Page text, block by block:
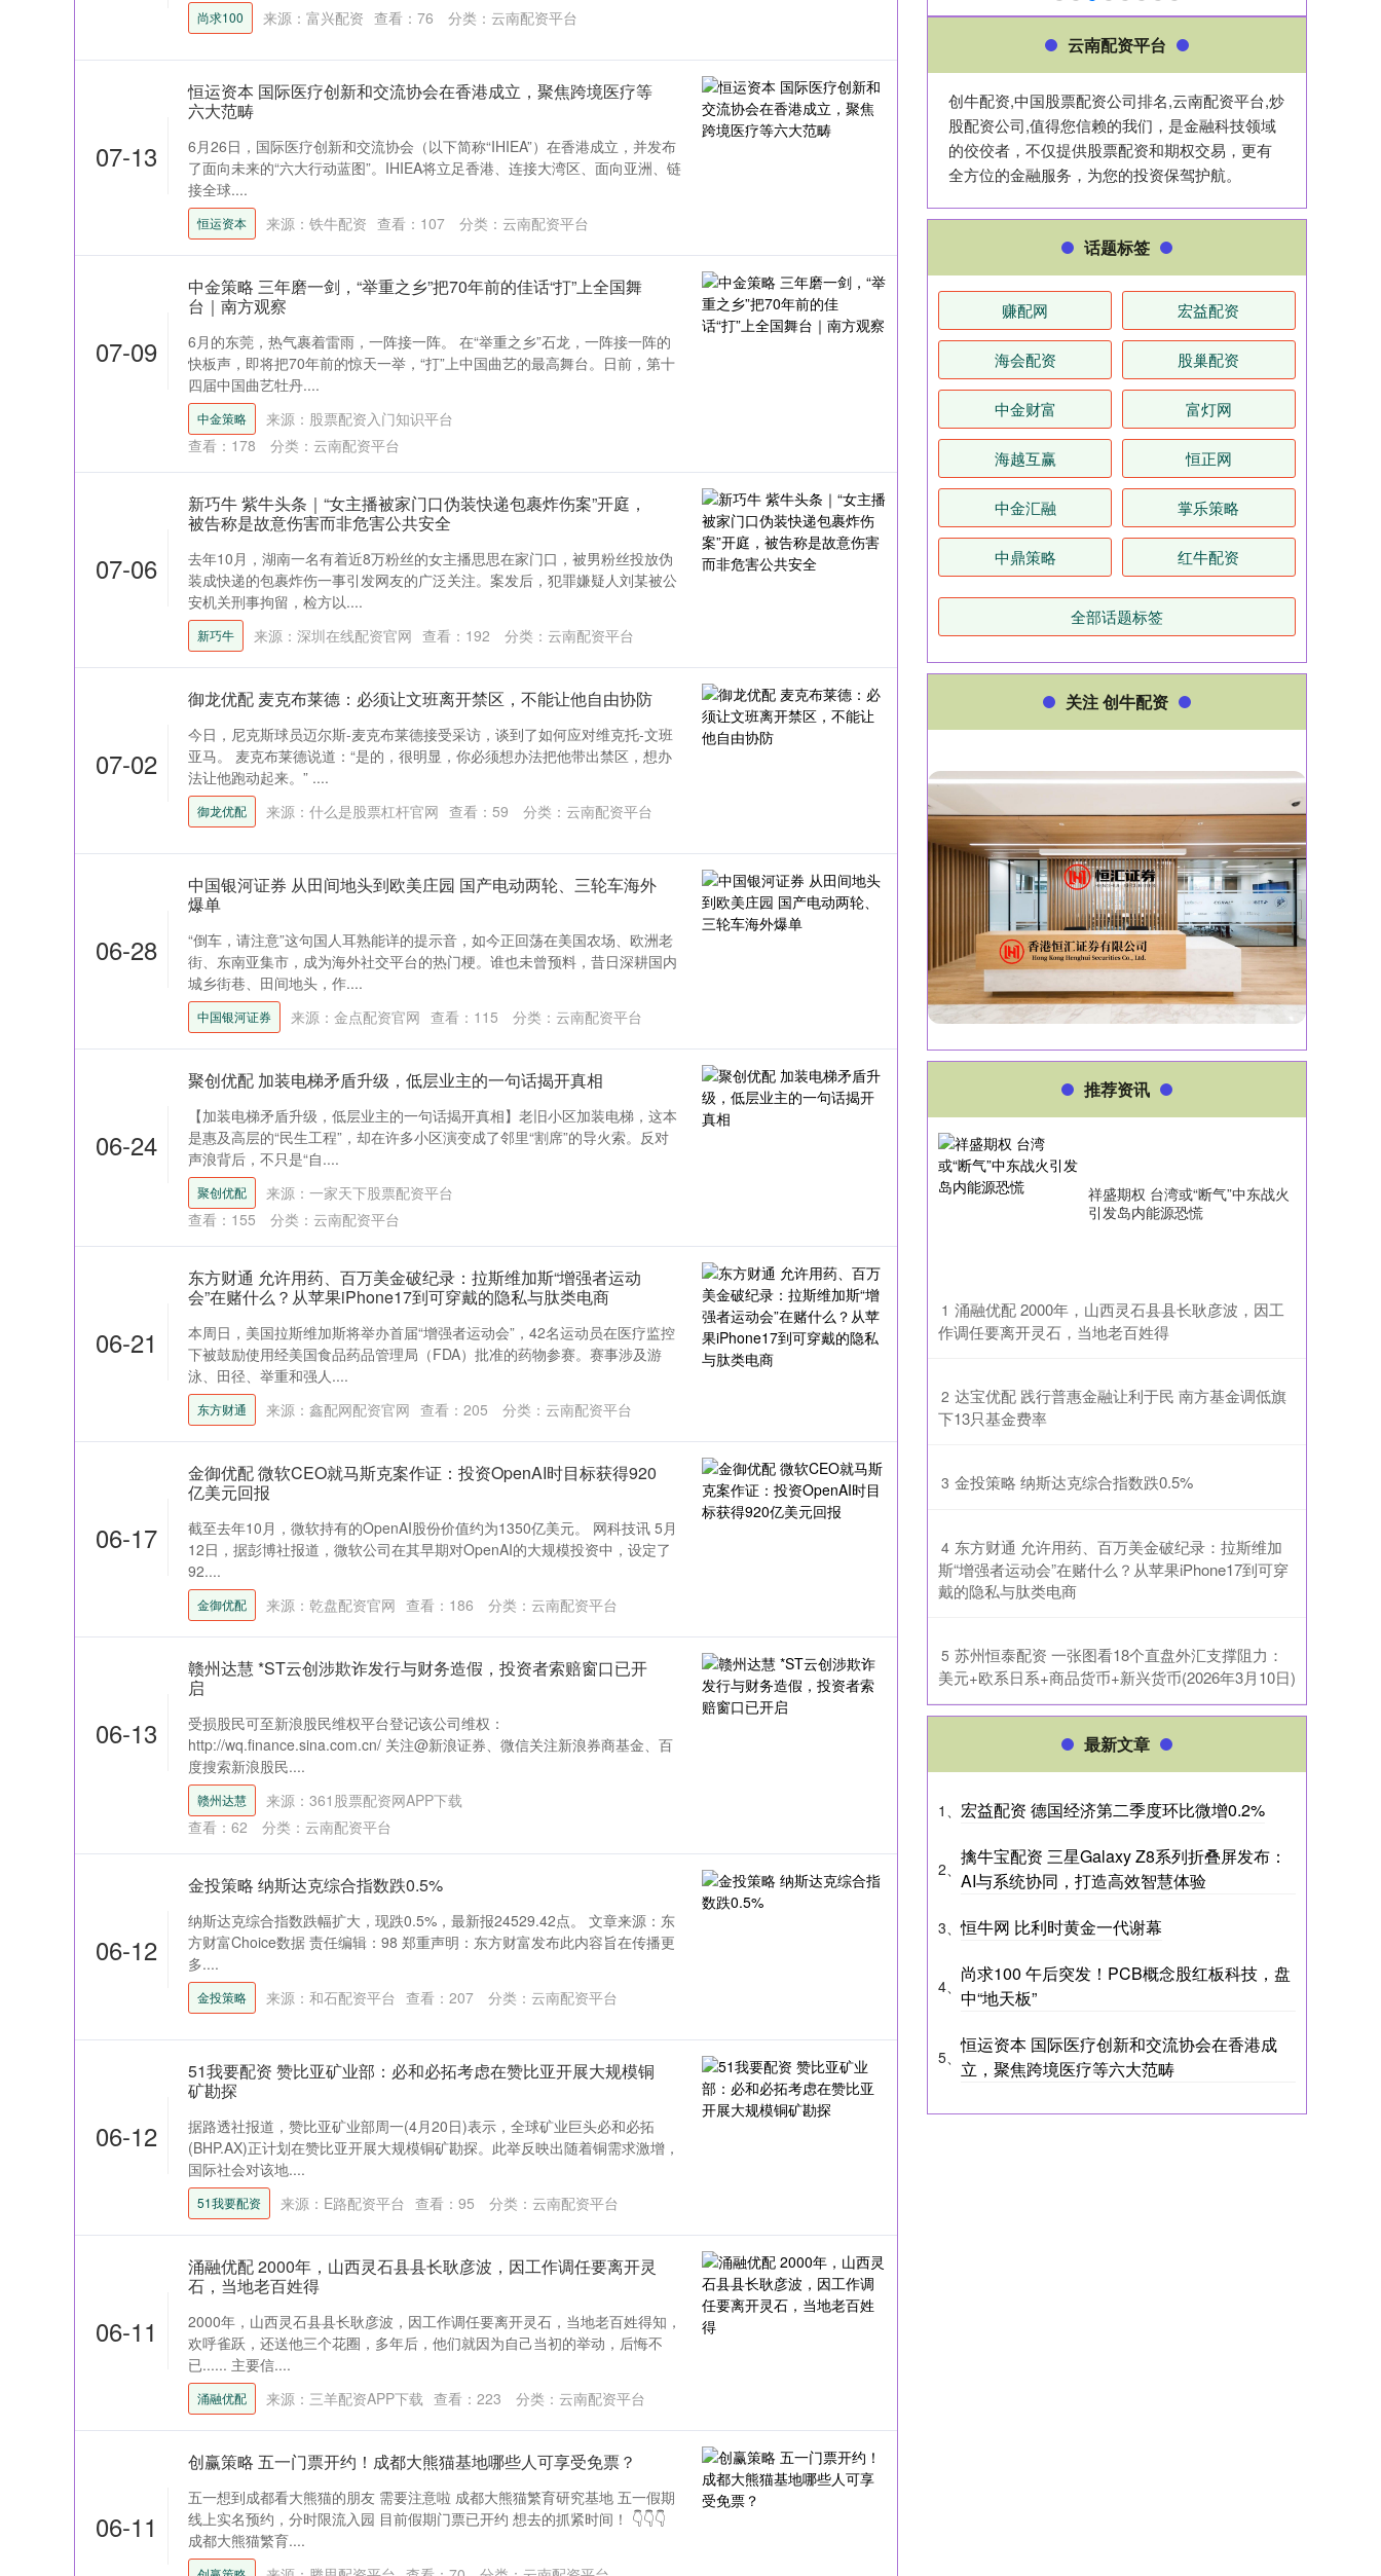
尚求100 来源：富兴配资 查看： 76 分类： 云南配资平台
07-13
恒运资本 国际医疗创新和交流协会在香港成立，聚焦跨境医疗等
六大范畴
6月26日，国际医疗创新和交流协会（以下简称“IHIEA”）在香港成立，并发布
了面向未来的“六大行动蓝图”。IHIEA将立足香港、连接大湾区、面向亚洲、链
接全球....
恒运资本 来源：铁牛配资 查看： 107 分类： 云南配资平台
07-09
中金策略 三年磨一剑，“举重之乡”把70年前的佳话“打”上全国舞
台｜南方观察
6月的东莞，热气裹着雷雨，一阵接一阵。 在“举重之乡”石龙，一阵接一阵的
快板声，即将把70年前的惊天一举，“打”上中国曲艺的最高舞台。日前，第十
四届中国曲艺牡丹....
中金策略
来源：股票配资入门知识平台
查看： 178 分类： 云南配资平台
07-06
新巧牛 紫牛头条｜“女主播被家门口伪装快递包裹炸伤案”开庭，
被告称是故意伤害而非危害公共安全
去年10月，湖南一名有着近8万粉丝的女主播思思在家门口，被男粉丝投放伪
装成快递的包裹炸伤一事引发网友的广泛关注。案发后，犯罪嫌疑人刘某被公
安机关刑事拘留，检方以....
新巧牛 来源：深圳在线配资官网 查看： 192 分类： 云南配资平台
07-02
御龙优配 麦克布莱德：必须让文班离开禁区，不能让他自由协防
今日，尼克斯球员迈尔斯-麦克布莱德接受采访，谈到了如何应对维克托-文班
亚马。 麦克布莱德说道：“是的，很明显，你必须想办法把他带出禁区，想办
法让他跑动起来。” ....
御龙优配 来源：什么是股票杠杆官网 查看： 59 分类： 云南配资平台
06-28
中国银河证券 从田间地头到欧美庄园 国产电动两轮、三轮车海外
爆单
“倒车，请注意”这句国人耳熟能详的提示音，如今正回荡在美国农场、欧洲老
街、东南亚集市，成为海外社交平台的热门梗。谁也未曾预料，昔日深耕国内
城乡街巷、田间地头，作....
中国银河证券 来源：金点配资官网 查看： 115 分类： 云南配资平台
06-24
聚创优配 加装电梯矛盾升级，低层业主的一句话揭开真相
【加装电梯矛盾升级，低层业主的一句话揭开真相】老旧小区加装电梯，这本
是惠及高层的“民生工程”，却在许多小区演变成了邻里“割席”的导火索。反对
声浪背后，不只是“自....
聚创优配
来源：一家天下股票配资平台
查看： 155 分类： 云南配资平台
06-21
东方财通 允许用药、百万美金破纪录：拉斯维加斯“增强者运动
会”在赌什么？从苹果iPhone17到可穿戴的隐私与肽类电商
本周日，美国拉斯维加斯将举办首届“增强者运动会”，42名运动员在医疗监控
下被鼓励使用经美国食品药品管理局（FDA）批准的药物参赛。赛事涉及游
泳、田径、举重和强人....
东方财通 来源：鑫配网配资官网 查看： 205 分类： 云南配资平台
06-17
金御优配 微软CEO就马斯克案作证：投资OpenAI时目标获得920
亿美元回报
截至去年10月，微软持有的OpenAI股份价值约为1350亿美元。 网科技讯 5月
12日，据彭博社报道，微软公司在其早期对OpenAI的大规模投资中，设定了
92....
金御优配 来源：乾盘配资官网 查看： 186 分类： 云南配资平台
06-13
赣州达慧 *ST云创涉欺诈发行与财务造假，投资者索赔窗口已开
启
受损股民可至新浪股民维权平台登记该公司维权：
http://wq.finance.sina.com.cn/ 关注@新浪证券、微信关注新浪券商基金、百
度搜索新浪股民....
赣州达慧
来源：361股票配资网APP下载
查看： 62 分类： 云南配资平台
06-12
金投策略 纳斯达克综合指数跌0.5%
纳斯达克综合指数跌幅扩大，现跌0.5%，最新报24529.42点。 文章来源：东
方财富Choice数据 责任编辑：98 郑重声明：东方财富发布此内容旨在传播更
多....
金投策略 来源：和石配资平台 查看： 207 分类： 云南配资平台
06-12
51我要配资 赞比亚矿业部：必和必拓考虑在赞比亚开展大规模铜
矿勘探
据路透社报道，赞比亚矿业部周一(4月20日)表示，全球矿业巨头必和必拓
(BHP.AX)正计划在赞比亚开展大规模铜矿勘探。此举反映出随着铜需求激增，
国际社会对该地....
51我要配资 来源：E路配资平台 查看： 95 分类： 云南配资平台
06-11
涌融优配 2000年，山西灵石县县长耿彦波，因工作调任要离开灵
石，当地老百姓得
2000年，山西灵石县县长耿彦波，因工作调任要离开灵石，当地老百姓得知，
欢呼雀跃，还送他三个花圈，多年后，他们就因为自己当初的举动，后悔不
已...... 主要信....
涌融优配 来源：三羊配资APP下载 查看： 223 分类： 云南配资平台
06-11
创赢策略 五一门票开约！成都大熊猫基地哪些人可享受免票？
五一想到成都看大熊猫的朋友 需要注意啦 成都大熊猫繁育研究基地 五一假期
线上实名预约，分时限流入园 目前假期门票已开约 想去的抓紧时间！ 👇👇👇
成都大熊猫繁育....
云南配资平台
创牛配资,中国股票配资公司排名,云南配资平台,炒
股配资公司,值得您信赖的我们，是金融科技领域
的佼佼者，不仅提供股票配资和期权交易，更有
全方位的金融服务，为您的投资保驾护航。
话题标签
赚配网 宏益配资
海会配资 股巢配资
中金财富 富灯网
海越互赢 恒正网
中金汇融 掌乐策略
中鼎策略 红牛配资
全部话题标签
关注 创牛配资
推荐资讯
祥盛期权 台湾或“断气”中东战火
引发岛内能源恐慌
1 ​涌融优配 2000年，山西灵石县县长耿彦波，因工
作调任要离开灵石，当地老百姓得
2 ​达宝优配 践行普惠金融让利于民 南方基金调低旗
下13只基金费率
3 ​金投策略 纳斯达克综合指数跌0.5%
4 ​东方财通 允许用药、百万美金破纪录：拉斯维加
斯“增强者运动会”在赌什么？从苹果iPhone17到可穿
戴的隐私与肽类电商
5 ​苏州恒泰配资 一张图看18个直盘外汇支撑阻力：
美元+欧系日系+商品货币+新兴货币(2026年3月10日)
最新文章
1、 宏益配资 德国经济第二季度环比微增0.2%
2、
擒牛宝配资 三星Galaxy Z8系列折叠屏发布：
AI与系统协同，打造高效智慧体验
3、恒牛网 比利时黄金一代谢幕
4、
尚求100 午后突发！PCB概念股红板科技，盘
中“地天板”
5、
恒运资本 国际医疗创新和交流协会在香港成
立，聚焦跨境医疗等六大范畴